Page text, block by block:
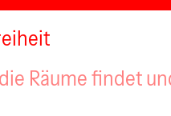
Räume findet